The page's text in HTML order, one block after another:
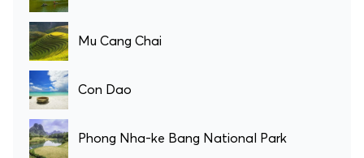
Mu Cang Chai
Con Dao
Phong Nha-ke Bang National Park